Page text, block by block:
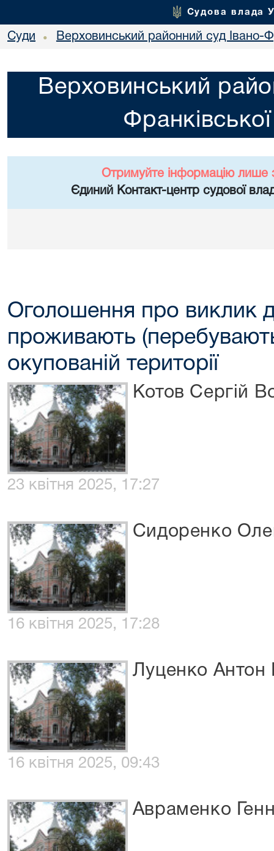
Судова влада
Суди • Верховинський районний суд Івано-
Верховинський
Отримуйте інформацію лише
Єдиний Контакт-центр судової
Оголошення про виклик
проживають
окупованій території
Котов Сергій
23 квітня 2025, 17:27
Сидоренко
16 квітня 2025, 17:28
Луценко Антон
16 квітня 2025, 09:43
Авраменко